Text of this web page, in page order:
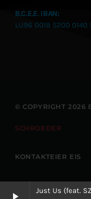
play_arrow
Just Us (feat.
B.C.E.E. IBAN:
LU96 0019 5200 0140
© COPYRIGHT 2026
SCHROEDER
KONTAKTEIER EIS